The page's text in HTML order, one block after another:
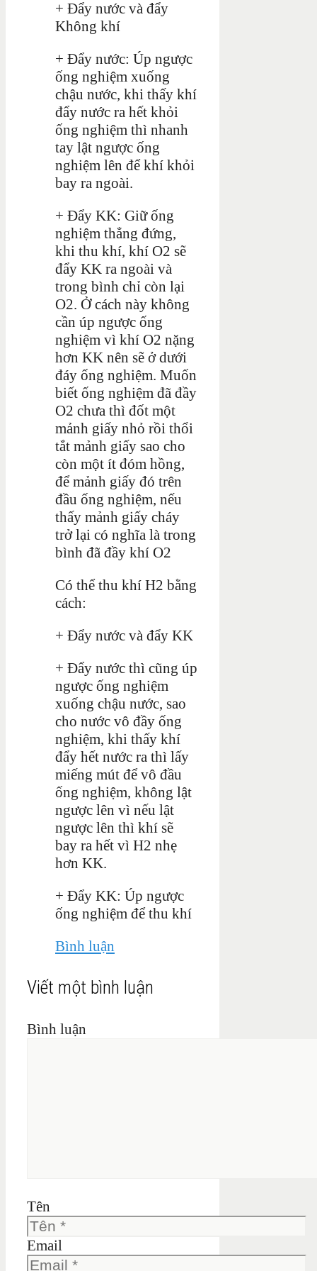
+ Đẩy nước và đẩy
Không khí
+ Đẩy nước: Úp ngược
ống nghiệm xuống
chậu nước, khi thấy khí
đẩy nước ra hết khỏi
ống nghiệm thì nhanh
tay lật ngược ống
nghiệm lên để khí khỏi
bay ra ngoài.
+ Đẩy KK: Giữ ống
nghiệm thẳng đứng,
khi thu khí, khí O2 sẽ
đẩy KK ra ngoài và
trong bình chỉ còn lại
O2. Ở cách này không
cần úp ngược ống
nghiệm vì khí O2 nặng
hơn KK nên sẽ ở dưới
đáy ống nghiệm. Muốn
biết ống nghiệm đã đầy
O2 chưa thì đốt một
mảnh giấy nhỏ rồi thổi
tắt mảnh giấy sao cho
còn một ít đóm hồng,
để mảnh giấy đó trên
đầu ống nghiệm, nếu
thấy mảnh giấy cháy
trở lại có nghĩa là trong
bình đã đầy khí O2
Có thể thu khí H2 bằng
cách:
+ Đẩy nước và đẩy KK
+ Đẩy nước thì cũng úp
ngược ống nghiệm
xuống chậu nước, sao
cho nước vô đầy ống
nghiệm, khi thấy khí
đẩy hết nước ra thì lấy
miếng mút để vô đầu
ống nghiệm, không lật
ngược lên vì nếu lật
ngược lên thì khí sẽ
bay ra hết vì H2 nhẹ
hơn KK.
+ Đẩy KK: Úp ngược
ống nghiệm để thu khí
Bình luận
Viết một bình luận
Bình luận
Tên
Email